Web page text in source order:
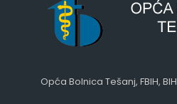
Opća Bolnica Tešanj, FBIH, BIH